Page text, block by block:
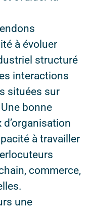
à évoluer
structuré
interactions
situées sur
bonne
à travailler
commerce,
une